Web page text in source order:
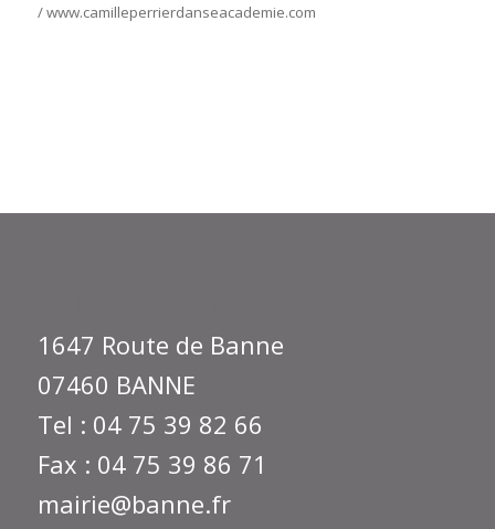
/www.camilleperrierdanseacademie.com
1647 Route de Banne
07460 BANNE
Tel : 04 75 39 82 66
Fax : 04 75 39 86 71
mairie@banne.fr